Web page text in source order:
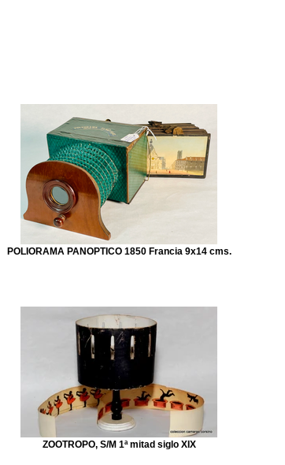
POLIORAMA PANOPTICO 1850 Francia 9x14 cms.
ZOOTROPO, S/M 1ª mitad siglo XIX